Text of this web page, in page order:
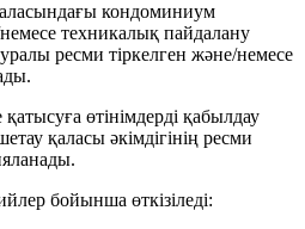
кондоминиум
техникалық пайдалану
ресми тіркелген және/немесе
өтінімдерді қабылдау
қаласы әкімдігінің ресми
бойынша өткізіледі: